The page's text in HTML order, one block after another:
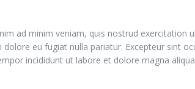
ad minim veniam, quis nostrud exercitation
eu fugiat nulla pariatur. Excepteur sint
incididunt ut labore et dolore magna